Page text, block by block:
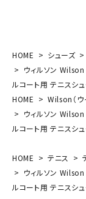
HOME シューズ
ウィルソン
ルコート用 テニスシ
HOME
Wilson（ウ
ウィルソン
ルコート用 テニスシ
HOME テニス
ウィルソン
ルコート用 テニスシ